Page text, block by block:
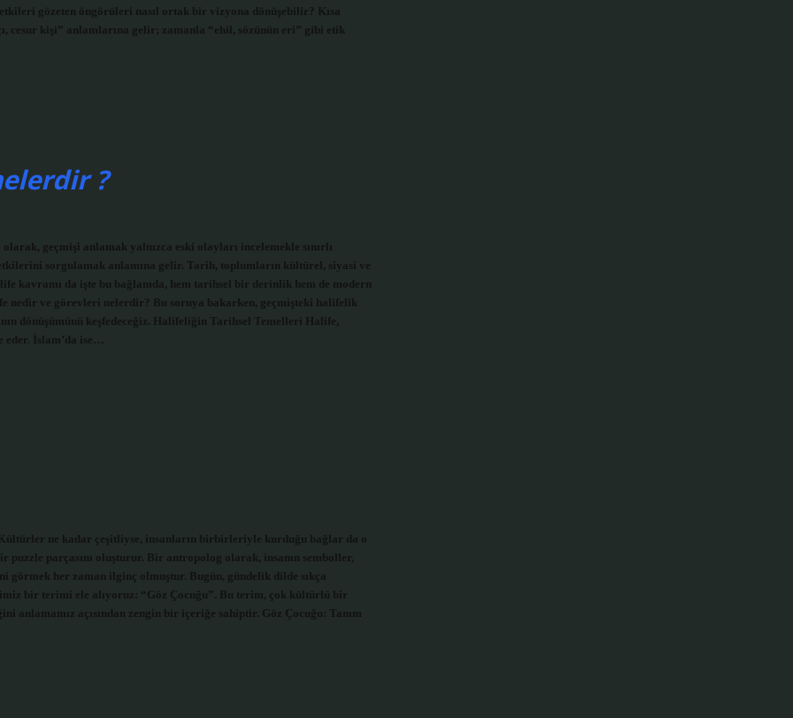
gözeten öngörüleri nasıl ortak bir vizyona dönüşebilir? Kısa
cesur kişi” anlamlarına gelir; zamanla “ehil, sözünün eri” gibi etik
?
geçmişi anlamak yalnızca eski olayları incelemekle sınırlı
sorgulamak anlamına gelir. Tarih, toplumların kültürel, siyasi ve
kavramı da işte bu bağlamda, hem tarihsel bir derinlik hem de modern
nedir ve görevleri nelerdir? Bu soruya bakarken, geçmişteki halifelik
dönüşümünü keşfedeceğiz. Halifeliğin Tarihsel Temelleri Halife,
İslam’da ise…
ne kadar çeşitliyse, insanların birbirleriyle kurduğu bağlar da o
parçasını oluşturur. Bir antropolog olarak, insanın semboller,
görmek her zaman ilginç olmuştur. Bugün, gündelik dilde sıkça
bir terimi ele alıyoruz: “Göz Çocuğu”. Bu terim, çok kültürlü bir
anlamamız açısından zengin bir içeriğe sahiptir. Göz Çocuğu: Tanım